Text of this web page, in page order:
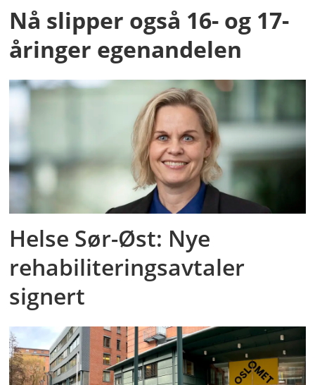
Nå slipper også 16- og 17-
åringer egenandelen
Helse Sør-Øst: Nye
rehabiliteringsavtaler
signert